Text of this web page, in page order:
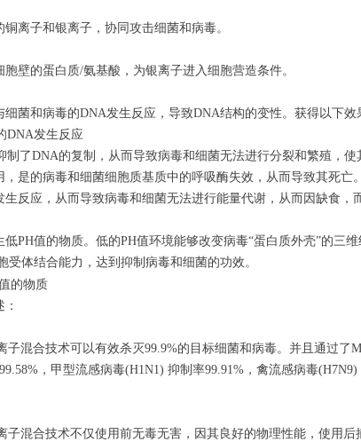
离子和银离子，协同攻击细菌和病毒。
壁的蛋白质/氨基酸，为银离子进入细胞营造条件。
菌和病毒的DNA发生反应，导致DNA结构的变性。获得以下效
了DNA的复制，从而导致病毒和细菌无法进行分裂和繁殖，使
是的病毒和细菌细胞质基质中的呼吸酶失效，从而导致其死亡。
反应，从而导致病毒和细菌无法进行能量代谢，从而因缺食，
低PH值的物质。低的PH值环境能够改变病毒“蛋白质外壳”的三
体结合能力，达到抑制病毒和细菌的功效。
子混合技术可以有效杀灭99.9%的目标细菌和病毒。并且通过了
，甲型流感病毒(H1N1) 抑制率99.91%，禽流感病毒
子混合技术不仅使用前无毒无害，因其良好的物理性能，使用